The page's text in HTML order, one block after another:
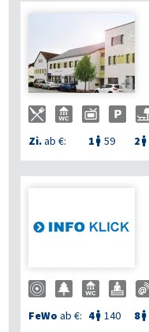

Zi.ab €: 1  59 2 
FeWo ab €: 4 140 8